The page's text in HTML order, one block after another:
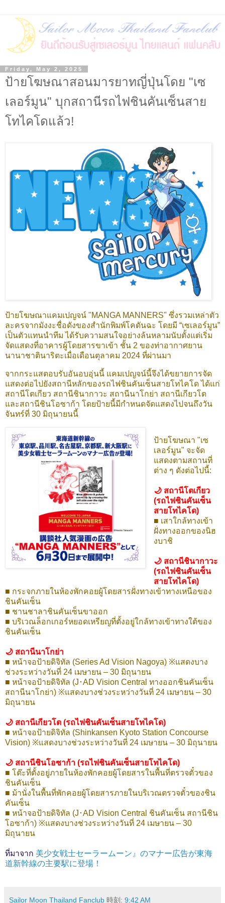
Friday, May 2, 2025
ป้ายโฆษณาสอนมารยาทญี่ปุ่นโดย "เซ
เลอร์มูน" บุกสถานีรถไฟชินคันเซ็นสาย
โทไคโดแล้ว!
ป้ายโฆษณาแคมเปญจน์ "MANGA MANNERS" ซึ่งรวมเหล่าตัว
ละครจากมังงะชื่อดังของสำนักพิมพ์โคดันฉะ โดยมี “เซเลอร์มูน”
เป็นตัวแทนนำทีม ได้รับความสนใจอย่างล้นหลามนับตั้งแต่เริ่ม
จัดแสดงที่อาคารผู้โดยสารขาเข้า ชั้น 2 ของท่าอากาศยาน
นานาชาตินาริตะเมื่อเดือนตุลาคม 2024 ที่ผ่านมา
จากกระแสตอบรับอันอบอุ่นนี้ แคมเปญจน์นี้จึงได้ขยายการจัด
แสดงต่อไปยังสถานีหลักของรถไฟชินคันเซ็นสายโทไคโด ได้แก่
สถานีโตเกียว สถานีชินากาวะ สถานีนาโกย่า สถานีเกียวโต
และสถานีชินโอซาก้า โดยป้ายนี้มีกำหนดจัดแสดงไปจนถึงวัน
จันทร์ที่ 30 มิถุนายนนี้
ป้ายโฆษณา "เซ
เลอร์มูน" จะจัด
แสดงตามสถานที่
ต่าง ๆ ดังต่อไปนี้:
🌙 สถานีโตเกียว
(รถไฟชินคันเซ็น
สายโทไคโด)
■ เสาใกล้ทางเข้า
ฝั่งทางออกของนิฮ
งบาชิ
🌙 สถานีชินากาวะ
(รถไฟชินคันเซ็น
สายโทไคโด)
■ กระจกภายในห้องพักคอยผู้โดยสารฝั่งทางเข้าทางเหนือของ
ชินคันเซ็น
■ ชานชาลาชินคันเซ็นขาออก
■ บริเวณล็อกเกอร์หยอดเหรียญที่ตั้งอยู่ใกล้ทางเข้าทางใต้ของ
ชินคันเซ็น
🌙 สถานีนาโกย่า
■ หน้าจอป้ายดิจิทัล (Series Ad Vision Nagoya) ※แสดงบาง
ช่วงระหว่างวันที่ 24 เมษายน – 30 มิถุนายน
■ หน้าจอป้ายดิจิทัล (J･AD Vision Central ทางออกชินคันเซ็น
สถานีนาโกย่า) ※แสดงบางช่วงระหว่างวันที่ 24 เมษายน – 30
มิถุนายน
🌙 สถานีเกียวโต (รถไฟชินคันเซ็นสายโทไคโด)
■ หน้าจอป้ายดิจิทัล (Shinkansen Kyoto Station Concourse
Vision) ※แสดงบางช่วงระหว่างวันที่ 24 เมษายน – 30 มิถุนายน
🌙 สถานีชินโอซาก้า (รถไฟชินคันเซ็นสายโทไคโด)
■ โต๊ะที่ตั้งอยู่ภายในห้องพักคอยผู้โดยสารในพื้นที่ตรวจตั๋วของ
ชินคันเซ็น
■ ม้านั่งในพื้นที่พักคอยผู้โดยสารภายในบริเวณตรวจตั๋วของชิน
คันเซ็น
■ หน้าจอป้ายดิจิทัล (J･AD Vision Central ชินคันเซ็น สถานีชิน
โอซาก้า) ※แสดงบางช่วงระหว่างวันที่ 24 เมษายน – 30
มิถุนายน
ที่มาจาก 美少女戦士セーラームーン』のマナー広告が東海
道新幹線の主要駅に登場！
Sailor Moon Thailand Fanclub 時刻: 9:42 AM